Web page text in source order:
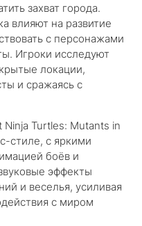
захват города.
влияют на развитие
с персонажами
Игроки исследуют
локации,
и сражаясь с
Ninja Turtles: Mutants in
стиле, с яркими
боёв и
эффекты
и веселья, усиливая
с миром